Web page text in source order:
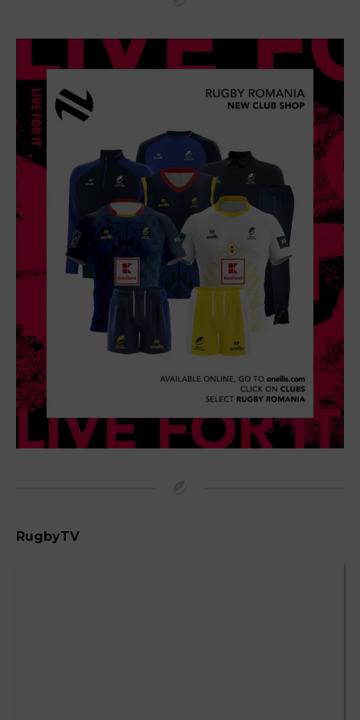
RugbyTV